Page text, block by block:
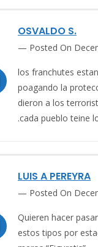
OSVALDO S.
Posted On
los franchutes estan
poagando la
dieron a los
.cada pueblo teine
LUIS A PEREYRA
Posted On
Quieren hacer
estos tipos por